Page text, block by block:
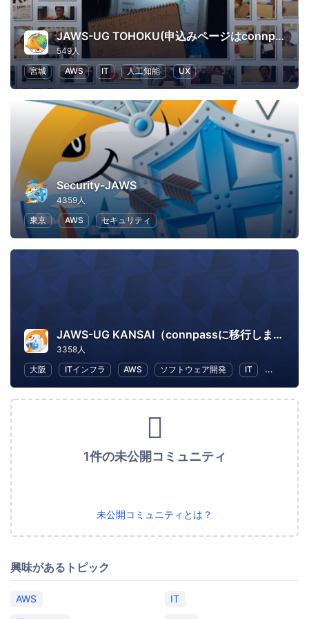
JAWS-UG TOHOKU(申込みページはconnpassに移行しました)
549人
宮城
AWS IT 人工知能 UX
Security-JAWS
4359人
東京
AWS セキュリティ
JAWS-UG KANSAI（connpassに移行しました）
3358人
大阪
ITインフラ AWS ソフトウェア開発 IT IT ソリュ
1件の未公開コミュニティ
未公開コミュニティとは？
興味があるトピック
AWS
IT